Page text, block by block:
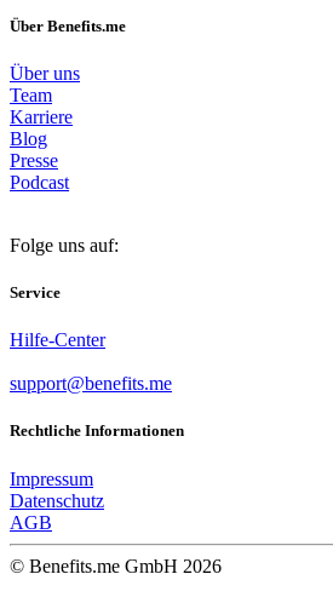
Über Benefits.me
Über uns
Team
Karriere
Blog
Presse
Podcast
Folge uns auf:
Service
Hilfe-Center
support@benefits.me
Rechtliche Informationen
Impressum
Datenschutz
AGB
© Benefits.me GmbH 2026